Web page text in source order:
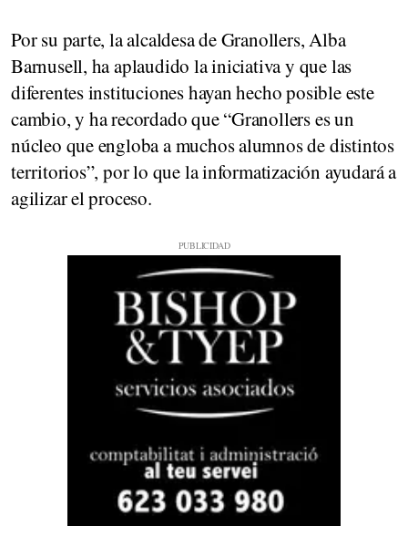
Por su parte, la alcaldesa de Granollers, Alba
Barnusell, ha aplaudido la iniciativa y que las
diferentes instituciones hayan hecho posible este
cambio, y ha recordado que “Granollers es un
núcleo que engloba a muchos alumnos de distintos
territorios”, por lo que la informatización ayudará a
agilizar el proceso.